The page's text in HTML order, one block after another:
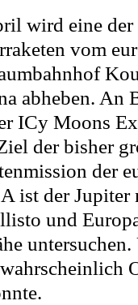
wird eine
vom
abheben. An
ICy Moons
der bisher
der
ist der Jupiter
und